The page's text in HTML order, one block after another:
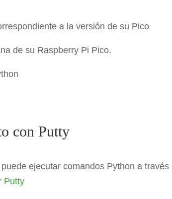
a la versión de su Pico
de su Raspberry Pi Pico.
con Putty
ejecutar comandos Python a través
Putty